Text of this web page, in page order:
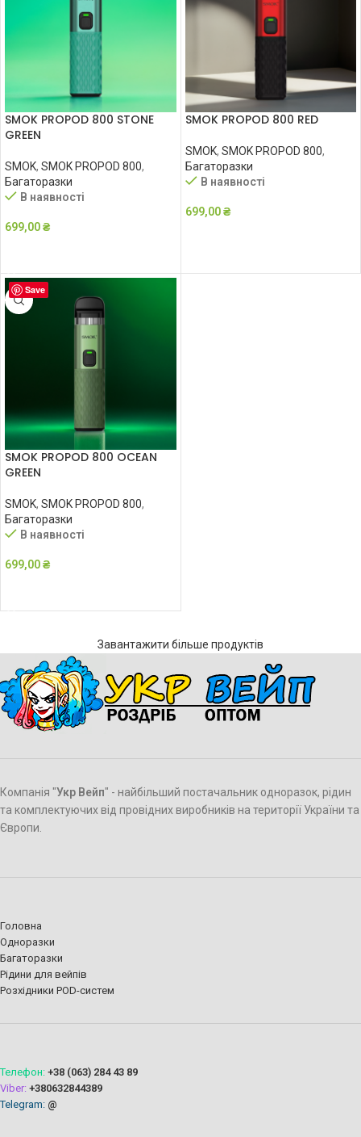
SMOK PROPOD 800 STONE
GREEN
SMOK, SMOK PROPOD 800,
Багаторазки
В наявності
699,00₴
SMOK PROPOD 800 RED
SMOK, SMOK PROPOD 800,
Багаторазки
В наявності
699,00₴
Save
SMOK PROPOD 800 OCEAN
GREEN
SMOK, SMOK PROPOD 800,
Багаторазки
В наявності
699,00₴
Завантажити більше продуктів
Компанія "Укр Вейп" - найбільший постачальник одноразок, рідин
та комплектуючих від провідних виробників на території України та
Європи.
Головна
Одноразки
Багаторазки
Рідини для вейпів
Розхідники POD-систем
Телефон: +38 (063) 284 43 89
Viber: +380632844389
Telegram: @